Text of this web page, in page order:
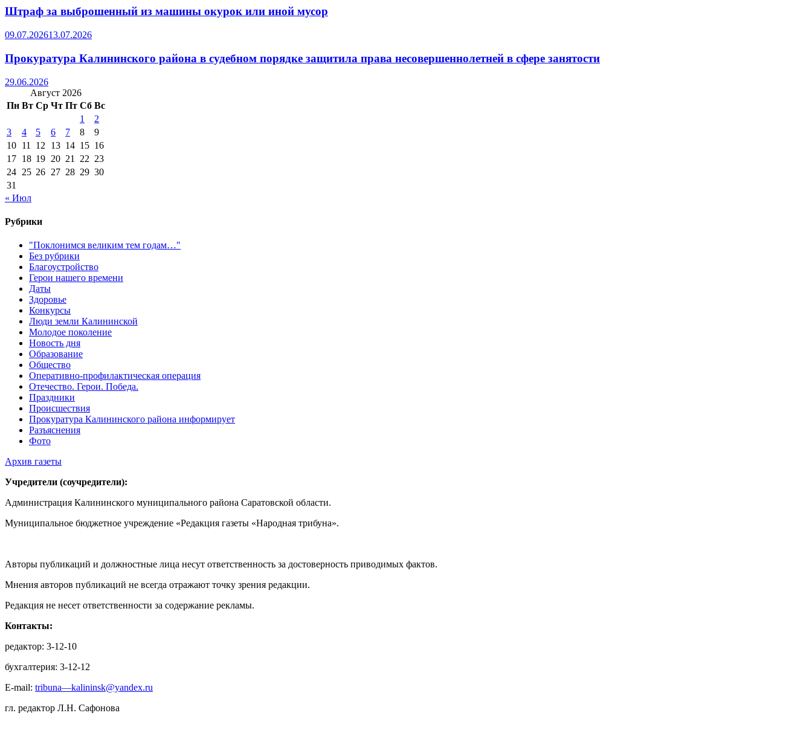
Штраф за выброшенный из машины окурок или иной мусор
09.07.202613.07.2026
Прокуратура Калининского района в судебном порядке защитила права несовершеннолетней в сфере занятости
29.06.2026
Август 2026
Пн Вт Ср Чт Пт Сб Вс
1
2
3
4 5 6 7 8
9
10 11 12 13 14 15 16
17 18 19 20 21 22 23
24 25 26 27 28 29 30
31
« Июл
Рубрики
"Поклонимся великим тем годам…"
Без рубрики
Благоустройство
Герои нашего времени
Даты
Здоровье
Конкурсы
Люди земли Калининской
Молодое поколение
Новость дня
Образование
Общество
Оперативно-профилактическая операция
Отечество. Герои. Победа.
Праздники
Происшествия
Прокуратура Калининского района информирует
Разъяснения
Фото
Архив газеты
Учредители (соучредители):
Администрация Калининского муниципального района Саратовской области.
Муниципальное бюджетное учреждение «Редакция газеты «Народная трибуна».
Авторы публикаций и должностные лица несут ответственность за достоверность приводимых фактов.
Мнения авторов публикаций не всегда отражают точку зрения редакции.
Редакция не несет ответственности за содержание рекламы.
Контакты:
редактор: 3-12-10
бухгалтерия: 3-12-12
E-mail: tribuna—kalininsk@yandex.ru
гл. редактор Л.Н. Сафонова